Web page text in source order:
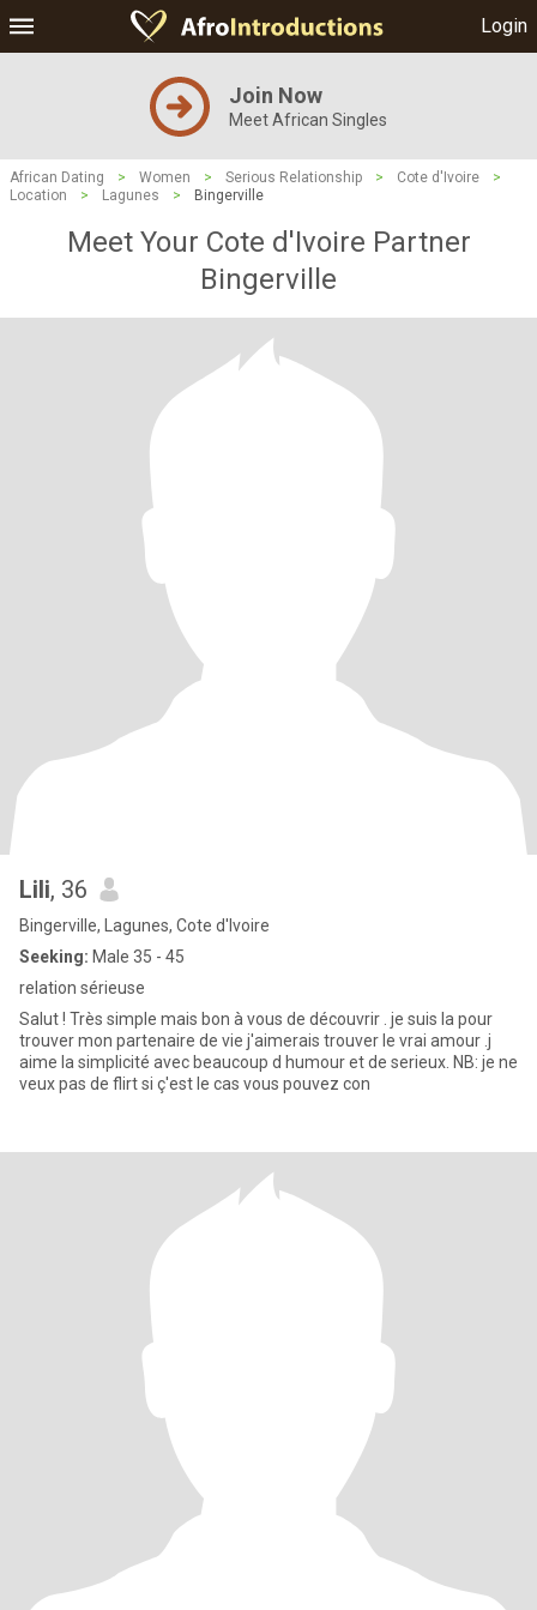
Login
Join Now
Meet African Singles
African Dating > Women > Serious Relationship > Cote d'Ivoire
>
Location
> Lagunes > Bingerville
Meet Your Cote d'Ivoire Partner
Bingerville
Lili, 36
Bingerville, Lagunes, Cote d'Ivoire
Seeking: Male 35 - 45
relation sérieuse
Salut ! Très simple mais bon à vous de découvrir . je suis la pour
trouver mon partenaire de vie j'aimerais trouver le vrai amour .j
aime la simplicité avec beaucoup d humour et de serieux. NB: je ne
veux pas de flirt si ç'est le cas vous pouvez con